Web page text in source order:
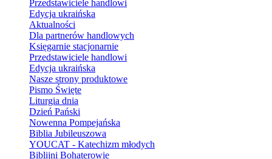
Przedstawiciele handlowi
Edycja ukraińska
Aktualności
Dla partnerów handlowych
Księgarnie stacjonarnie
Przedstawiciele handlowi
Edycja ukraińska
Nasze strony produktowe
Pismo Święte
Liturgia dnia
Dzień Pański
Nowenna Pompejańska
Biblia Jubileuszowa
YOUCAT - Katechizm młodych
Biblijni Bohaterowie